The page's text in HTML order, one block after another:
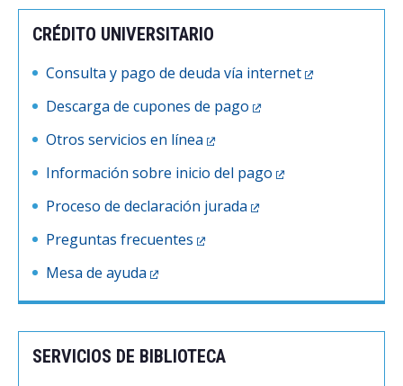
CRÉDITO UNIVERSITARIO
Consulta y pago de deuda vía internet
Descarga de cupones de pago
Otros servicios en línea
Información sobre inicio del pago
Proceso de declaración jurada
Preguntas frecuentes
Mesa de ayuda
SERVICIOS DE BIBLIOTECA